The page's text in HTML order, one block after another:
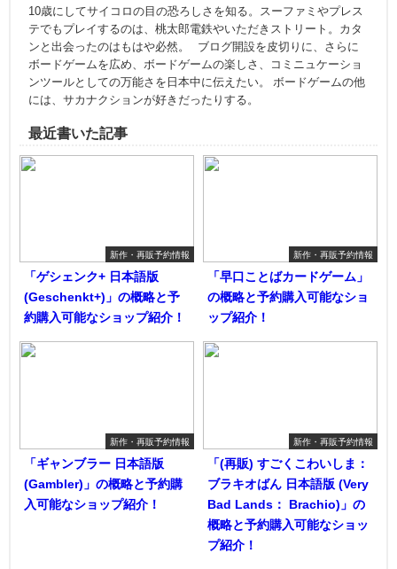
10歳にしてサイコロの目の恐ろしさを知る。スーファミやプレス
テでもプレイするのは、桃太郎電鉄やいただきストリート。カタ
ンと出会ったのはもはや必然。 ブログ開設を皮切りに、さらに
ボードゲームを広め、ボードゲームの楽しさ、コミニュケーショ
ンツールとしての万能さを日本中に伝えたい。 ボードゲームの他
には、サカナクションが好きだったりする。
最近書いた記事
新作・再販予約情報
「ゲシェンク+ 日本語版
(Geschenkt+)」の概略と予
約購入可能なショップ紹介！
新作・再販予約情報
「早口ことばカードゲーム」
の概略と予約購入可能なショ
ップ紹介！
新作・再販予約情報
「ギャンブラー 日本語版
(Gambler)」の概略と予約購
入可能なショップ紹介！
新作・再販予約情報
「(再販) すごくこわいしま：
ブラキオばん 日本語版 (Very
Bad Lands： Brachio)」の
概略と予約購入可能なショッ
プ紹介！